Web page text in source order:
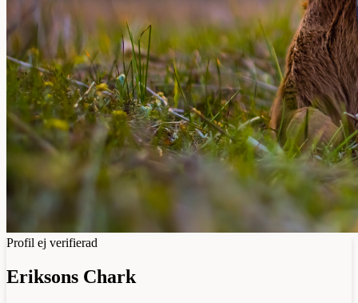
Profil ej verifierad
Eriksons Chark